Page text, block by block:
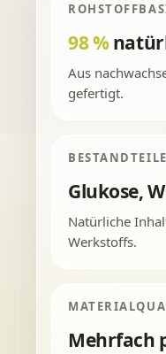
98 %
Aus
gefertigt.
BESTANDTEILE
Glukose,
Natürliche
Werkstoffs.
Mehrfach